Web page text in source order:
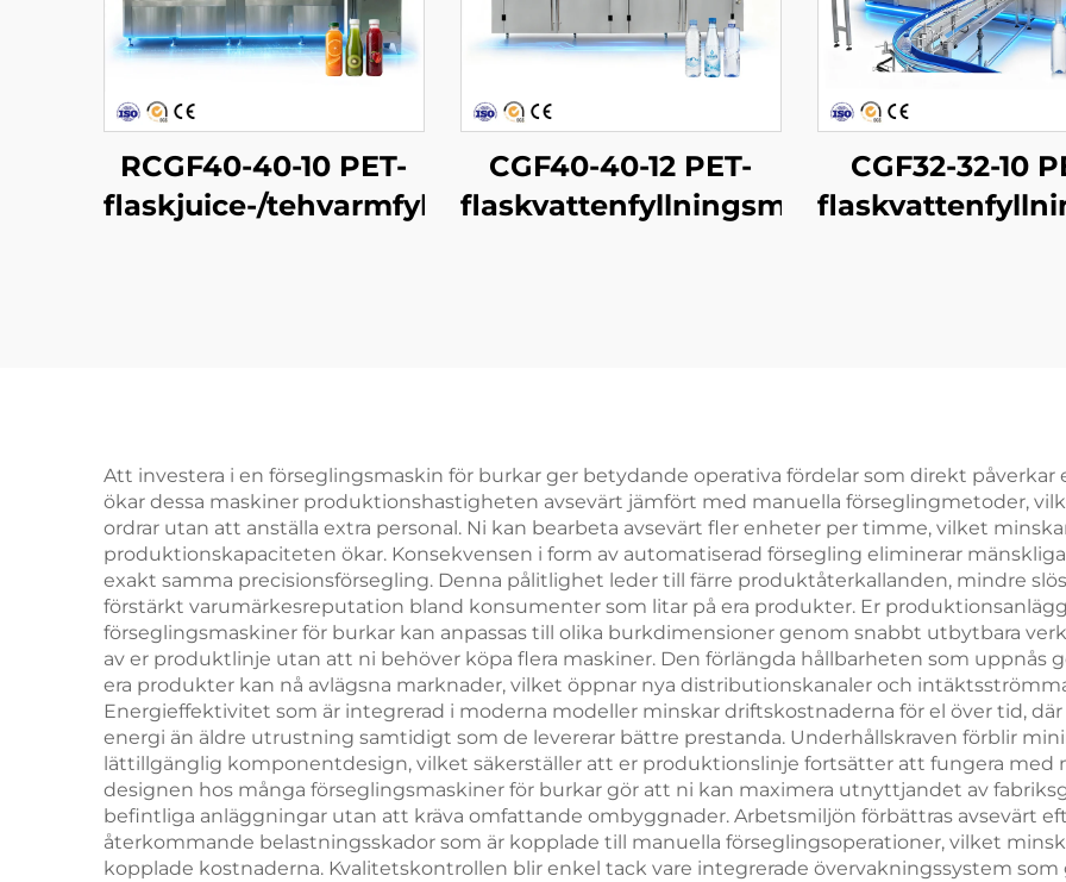
RCGF40-40-10 PET-
flaskjuice-/tehvarmfyllningsmaskin
CGF40-40-12 PET-
flaskvattenfyllningsmaskin
CGF32-32-10
Att investera i en förseglingsmaskin för burkar ger betydande operativa fördelar som direkt
ökar dessa maskiner produktionshastigheten avsevärt jämfört med manuella förseglingmetoder,
ordrar utan att anställa extra personal. Ni kan bearbeta avsevärt fler enheter per timme, vilket
produktionskapaciteten ökar. Konsekvensen i form av automatiserad försegling eliminerar
exakt samma precisionsförsegling. Denna pålitlighet leder till färre produktåterkallanden, mindre
förstärkt varumärkesreputation bland konsumenter som litar på era produkter. Er
förseglingsmaskiner för burkar kan anpassas till olika burkdimensioner genom snabbt utbytbara
av er produktlinje utan att ni behöver köpa flera maskiner. Den förlängda hållbarheten som uppnås
era produkter kan nå avlägsna marknader, vilket öppnar nya distributionskanaler och
Energieffektivitet som är integrerad i moderna modeller minskar driftskostnaderna för el över tid,
energi än äldre utrustning samtidigt som de levererar bättre prestanda. Underhållskraven förblir
lättillgänglig komponentdesign, vilket säkerställer att er produktionslinje fortsätter att fungera med
designen hos många förseglingsmaskiner för burkar gör att ni kan maximera utnyttjandet av
befintliga anläggningar utan att kräva omfattande ombyggnader. Arbetsmiljön förbättras avsevärt
återkommande belastningsskador som är kopplade till manuella förseglingsoperationer, vilket
kopplade kostnaderna. Kvalitetskontrollen blir enkel tack vare integrerade övervakningssystem